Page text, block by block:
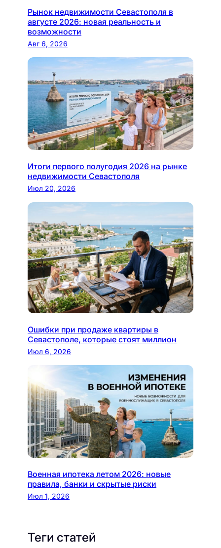
Рынок недвижимости Севастополя в
августе 2026: новая реальность и
возможности
Авг 6, 2026
Итоги первого полугодия 2026 на рынке
недвижимости Севастополя
Июл 20, 2026
Ошибки при продаже квартиры в
Севастополе, которые стоят миллион
Июл 6, 2026
Военная ипотека летом 2026: новые
правила, банки и скрытые риски
Июл 1, 2026
Теги статей